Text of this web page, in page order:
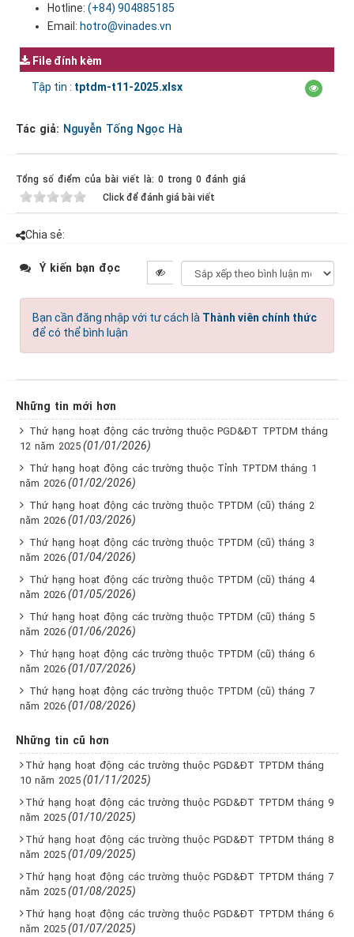
Hotline: (+84) 904885185
Email: hotro@vinades.vn
File đính kèm
Tập tin : tptdm-t11-2025.xlsx
Tác giả: Nguyễn Tống Ngọc Hà
Tổng số điểm của bài viết là: 0 trong 0 đánh giá
Click để đánh giá bài viết
Chia sẻ:
Ý kiến bạn đọc
Bạn cần đăng nhập với tư cách là Thành viên chính thức
để có thể bình luận
Những tin mới hơn
Thứ hạng hoạt động các trường thuộc PGD&ĐT TPTDM tháng
12 năm 2025 (01/01/2026)
Thứ hạng hoạt động các trường thuộc Tỉnh TPTDM tháng 1
năm 2026 (01/02/2026)
Thứ hạng hoạt động các trường thuộc TPTDM (cũ) tháng 2
năm 2026 (01/03/2026)
Thứ hạng hoạt động các trường thuộc TPTDM (cũ) tháng 3
năm 2026 (01/04/2026)
Thứ hạng hoạt động các trường thuộc TPTDM (cũ) tháng 4
năm 2026 (01/05/2026)
Thứ hạng hoạt động các trường thuộc TPTDM (cũ) tháng 5
năm 2026 (01/06/2026)
Thứ hạng hoạt động các trường thuộc TPTDM (cũ) tháng 6
năm 2026 (01/07/2026)
Thứ hạng hoạt động các trường thuộc TPTDM (cũ) tháng 7
năm 2026 (01/08/2026)
Những tin cũ hơn
Thứ hạng hoạt động các trường thuộc PGD&ĐT TPTDM tháng
10 năm 2025 (01/11/2025)
Thứ hạng hoạt động các trường thuộc PGD&ĐT TPTDM tháng 9
năm 2025 (01/10/2025)
Thứ hạng hoạt động các trường thuộc PGD&ĐT TPTDM tháng 8
năm 2025 (01/09/2025)
Thứ hạng hoạt động các trường thuộc PGD&ĐT TPTDM tháng 7
năm 2025 (01/08/2025)
Thứ hạng hoạt động các trường thuộc PGD&ĐT TPTDM tháng 6
năm 2025 (01/07/2025)